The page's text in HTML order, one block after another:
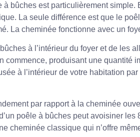
à bûches est particulièrement simple.
La seule différence est que le
La cheminée fonctionne avec un
à l’intérieur du foyer et de les
commence, produisant une quantité
à l’intérieur de votre habitation
par rapport à la cheminée
poêle à bûches peut avoisiner les
cheminée classique qui n’offre